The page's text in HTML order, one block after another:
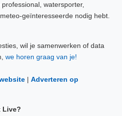
watersporter,
geïnteresseerde nodig hebt.
wil je samenwerken of data
we horen graag van je!
| Adverteren op
Live?